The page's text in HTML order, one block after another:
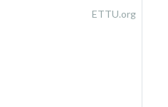
ETTU.org